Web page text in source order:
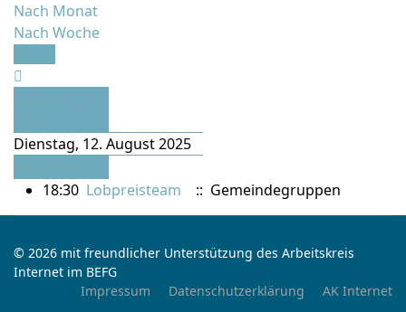
Nach Monat
Nach Woche
Dienstag, 12. August 2025
18:30 Lobpreisteam :: Gemeindegruppen
© 2026 mit freundlicher Unterstützung des Arbeitskreis
Internet im BEFG
Impressum
Datenschutzerklärung AK Internet